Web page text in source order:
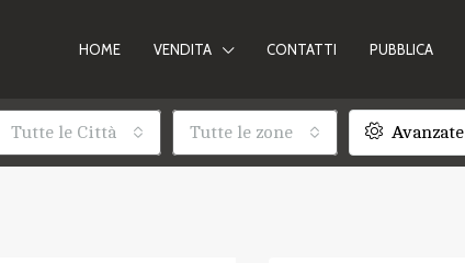
HOME VENDITA CONTATTI PUBBLICA
Tutte le Città Tutte le zone Avanzate